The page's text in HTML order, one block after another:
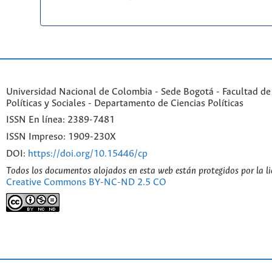
Universidad Nacional de Colombia - Sede Bogotá - Facultad
Políticas y Sociales - Departamento de Ciencias Políticas
ISSN En línea: 2389-7481
ISSN Impreso: 1909-230X
DOI: https://doi.org/10.15446/cp
Todos los documentos alojados en esta web están protegidos por la
Creative Commons BY-NC-ND 2.5 CO